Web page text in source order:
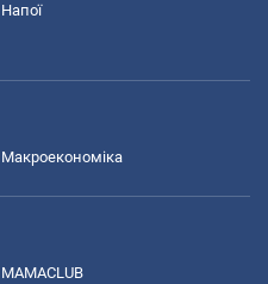
Напої
Макроекономіка
MAMACLUB